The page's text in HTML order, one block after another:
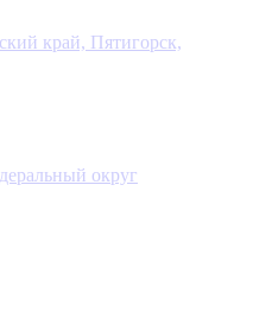
край, Пятигорск,
округ